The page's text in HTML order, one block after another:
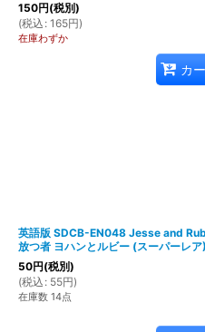
150円(税別)
(税込 : 165円)
在庫わずか
カ
英語版 SDCB-EN048 Jesse and
放つ者 ヨハンとルビー (スーパーレ
50円(税別)
(税込 : 55円)
在庫数 14点